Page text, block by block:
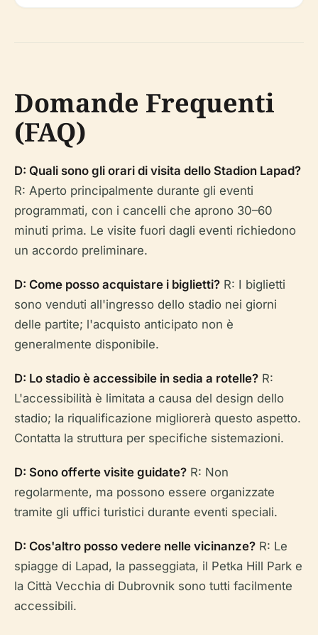
Domande Frequenti
(FAQ)
D: Quali sono gli orari di visita dello Stadion Lapad?
R: Aperto principalmente durante gli eventi
programmati, con i cancelli che aprono 30–60
minuti prima. Le visite fuori dagli eventi richiedono
un accordo preliminare.
D: Come posso acquistare i biglietti? R: I biglietti
sono venduti all'ingresso dello stadio nei giorni
delle partite; l'acquisto anticipato non è
generalmente disponibile.
D: Lo stadio è accessibile in sedia a rotelle? R:
L'accessibilità è limitata a causa del design dello
stadio; la riqualificazione migliorerà questo aspetto.
Contatta la struttura per specifiche sistemazioni.
D: Sono offerte visite guidate? R: Non
regolarmente, ma possono essere organizzate
tramite gli uffici turistici durante eventi speciali.
D: Cos'altro posso vedere nelle vicinanze? R: Le
spiagge di Lapad, la passeggiata, il Petka Hill Park e
la Città Vecchia di Dubrovnik sono tutti facilmente
accessibili.